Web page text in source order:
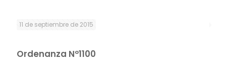
11 de septiembre de 2015
Ordenanza Nº1100